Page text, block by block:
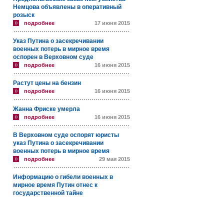
Немцова объявлены в оперативный
розыск
подробнее 17 июня 2015
Указ Путина о засекречивании
военных потерь в мирное время
оспорен в Верховном суде
подробнее 16 июня 2015
Растут цены на бензин
подробнее 16 июня 2015
Жанна Фриске умерла
подробнее 16 июня 2015
В Верховном суде оспорят юристы
указ Путина о засекречивании
военных потерь в мирное время
подробнее 29 мая 2015
Информацию о гибели военных в
мирное время Путин отнес к
государственной тайне